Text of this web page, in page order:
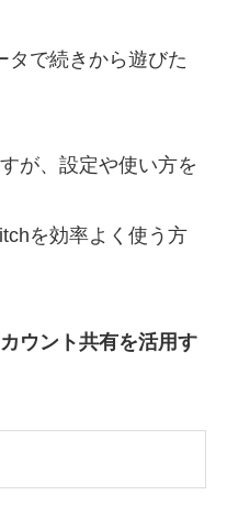
タで続きから遊びた
が、設定や使い方を
を効率よく使う方
ウント共有を活用す